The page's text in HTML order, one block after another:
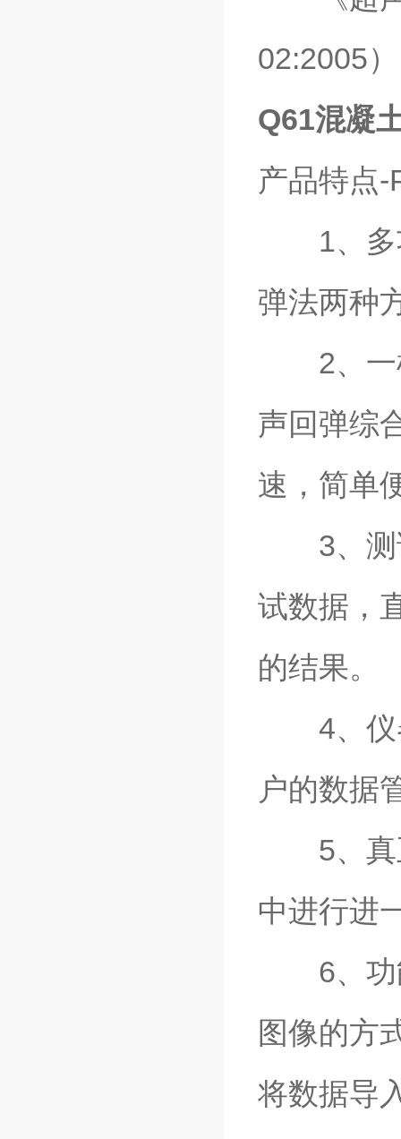
02:2005
Q61混凝
产品特点-
1、多功
弹法两种
2、一机
声回弹综
速，简单
3、测试
试数据，
的结果。
4、仪器
户的数据
5、真正
中进行进
6、功能
图像的方
将数据导